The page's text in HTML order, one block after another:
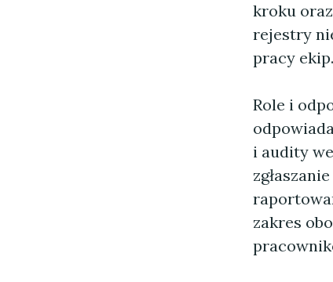
kroku
rejestry
pracy ekip.
Role i
i audity
zakres